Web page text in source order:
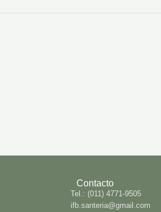
Contacto
Tel.: (011) 4771-9505
ifb.santeria@gmail.com